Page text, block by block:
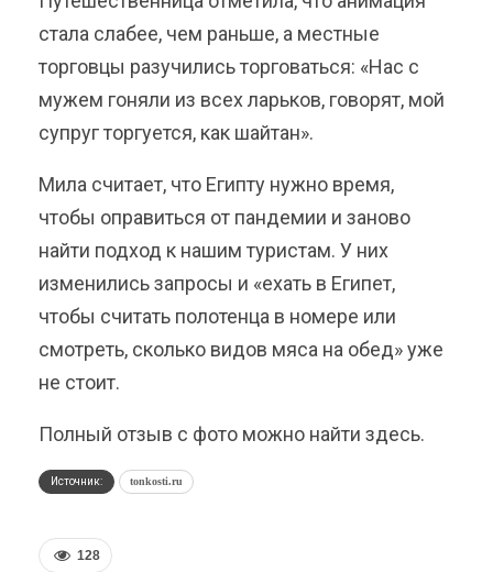
стала слабее, чем раньше, а местные
торговцы разучились торговаться: «Нас с
мужем гоняли из всех ларьков, говорят, мой
супруг торгуется, как шайтан».
Мила считает, что Египту нужно время,
чтобы оправиться от пандемии и заново
найти подход к нашим туристам. У них
изменились запросы и «ехать в Египет,
чтобы считать полотенца в номере или
смотреть, сколько видов мяса на обед» уже
не стоит.
Полный отзыв с фото можно найти здесь.
Источник: tonkosti.ru
128